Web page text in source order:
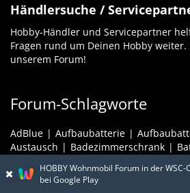
Händlersuche /
Hobby-Händler und Servicepartner
Fragen rund um Deinen Hobby weiter.
unserem Forum!
Forum-Schlagworte
AdBlue Aufbaubatterie
Austausch
Badezimmerschrank
Heizung
Hobby
Kühlschrank
HOBBY Wohnmobil Forum in der WSC-
bei Google Play